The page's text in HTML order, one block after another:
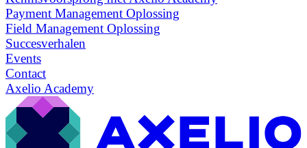
Payment Management Oplossing
Field Management Oplossing
Succesverhalen
Events
Contact
Axelio Academy